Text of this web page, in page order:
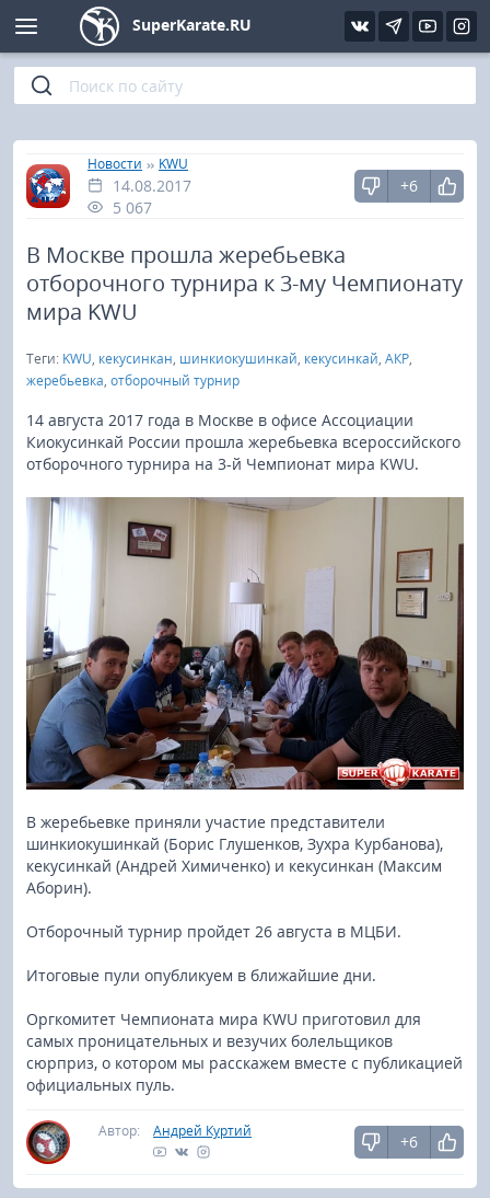
SuperKarate.RU
Главная
»
Новости » KWU
14.08.2017
5 067
+6
В Москве прошла жеребьевка
отборочного турнира к 3-му Чемпионату
мира KWU
Теги: KWU, кекусинкан, шинкиокушинкай, кекусинкай, АКР,
жеребьевка, отборочный турнир
14 августа 2017 года в Москве в офисе Ассоциации
Киокусинкай России прошла жеребьевка всероссийского
отборочного турнира на 3-й Чемпионат мира KWU.
В жеребьевке приняли участие представители
шинкиокушинкай (Борис Глушенков, Зухра Курбанова),
кекусинкай (Андрей Химиченко) и кекусинкан (Максим
Аборин).
Отборочный турнир пройдет 26 августа в МЦБИ.
Итоговые пули опубликуем в ближайшие дни.
Оргкомитет Чемпионата мира KWU приготовил для
самых проницательных и везучих болельщиков
сюрприз, о котором мы расскажем вместе с публикацией
официальных пуль.
Автор: Андрей Куртий
+6
Киокушинкай
Кёкусин (IFK)
Шинкиокушинкай
Кекусин-кан
Кикбоксинг и K-1
Бокс
UFC и MMA
Муай тай
Фото
Видео
Интервью
Статьи
Уроки каратэ
Файлы
Библиотека